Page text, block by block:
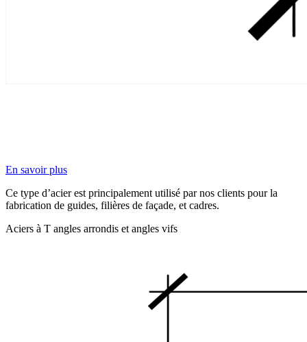
En savoir plus
Ce type d’acier est principalement utilisé par nos clients pour la
fabrication de guides, filières de façade, et cadres.
Aciers à T angles arrondis et angles vifs